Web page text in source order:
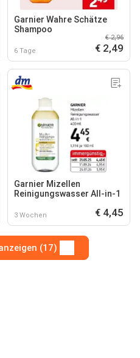
Garnier Wahre Schätze
Shampoo
6 Tage
€ 2,96
€ 2,49
Garnier Mizellen
Reinigungswasser All-in-1
3 Wochen € 4,45
(17)